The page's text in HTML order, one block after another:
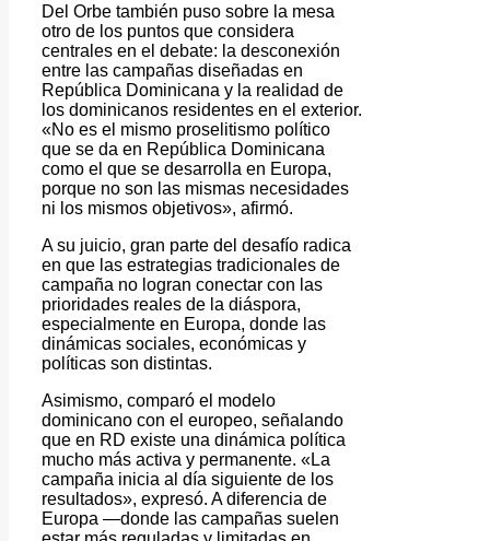
Del Orbe también puso sobre la mesa
otro de los puntos que considera
centrales en el debate: la desconexión
entre las campañas diseñadas en
República Dominicana y la realidad de
los dominicanos residentes en el exterior.
«No es el mismo proselitismo político
que se da en República Dominicana
como el que se desarrolla en Europa,
porque no son las mismas necesidades
ni los mismos objetivos», afirmó.
A su juicio, gran parte del desafío radica
en que las estrategias tradicionales de
campaña no logran conectar con las
prioridades reales de la diáspora,
especialmente en Europa, donde las
dinámicas sociales, económicas y
políticas son distintas.
Asimismo, comparó el modelo
dominicano con el europeo, señalando
que en RD existe una dinámica política
mucho más activa y permanente. «La
campaña inicia al día siguiente de los
resultados», expresó. A diferencia de
Europa —donde las campañas suelen